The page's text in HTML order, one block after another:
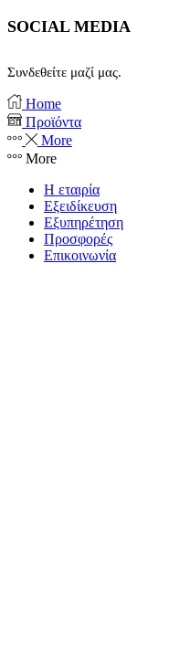
SOCIAL MEDIA
Συνδεθείτε μαζί μας.
Facebook
Instagram
Home
Προϊόντα
More
More
Η εταιρία
Εξειδίκευση
Εξυπηρέτηση
Προσφορές
Επικοινωνία